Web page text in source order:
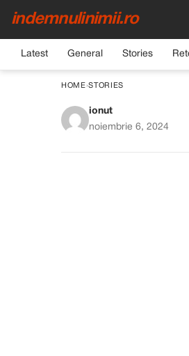
indemnulinimii.ro
Latest General Stories
HOME›STORIES
Checul de
ionut
noiembrie 6, 2024